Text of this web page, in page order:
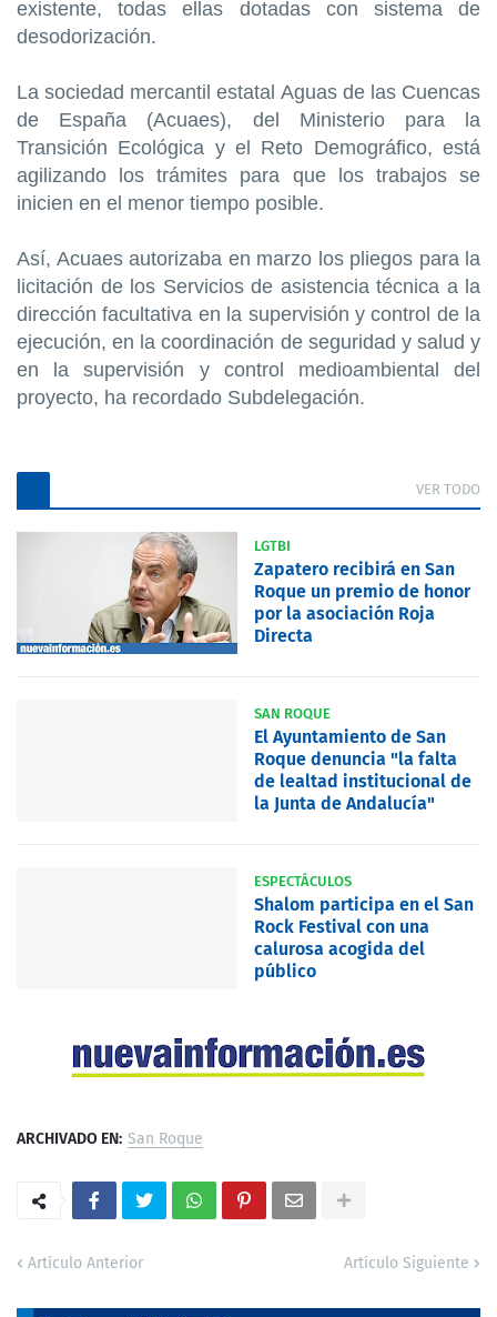
existente, todas ellas dotadas con sistema de
desodorización.
La sociedad mercantil estatal Aguas de las Cuencas
de España (Acuaes), del Ministerio para la
Transición Ecológica y el Reto Demográfico, está
agilizando los trámites para que los trabajos se
inicien en el menor tiempo posible.
Así, Acuaes autorizaba en marzo los pliegos para la
licitación de los Servicios de asistencia técnica a la
dirección facultativa en la supervisión y control de la
ejecución, en la coordinación de seguridad y salud y
en la supervisión y control medioambiental del
proyecto, ha recordado Subdelegación.
VER TODO
LGTBI
Zapatero recibirá en San
Roque un premio de honor
por la asociación Roja
Directa
SAN ROQUE
El Ayuntamiento de San
Roque denuncia "la falta
de lealtad institucional de
la Junta de Andalucía"
ESPECTÁCULOS
Shalom participa en el San
Rock Festival con una
calurosa acogida del
público
ARCHIVADO EN: San Roque
Artículo Anterior Artículo Siguiente